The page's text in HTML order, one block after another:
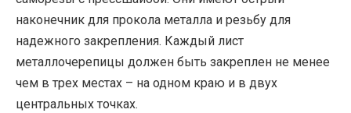
наконечник для прокола металла и резьбу для
надежного закрепления. Каждый лист
металлочерепицы должен быть закреплен не менее
чем в трех местах – на одном краю и в двух
центральных точках.